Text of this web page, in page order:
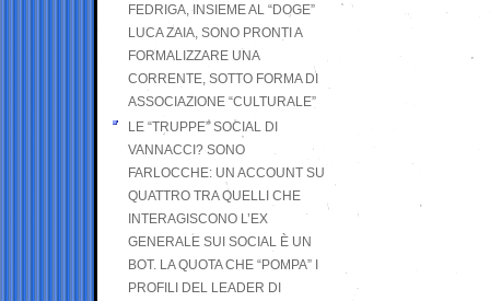
FEDRIGA, INSIEME AL “DOGE”
LUCA ZAIA, SONO PRONTI A
FORMALIZZARE UNA
CORRENTE, SOTTO FORMA DI
ASSOCIAZIONE “CULTURALE”
LE “TRUPPE” SOCIAL DI
VANNACCI? SONO
FARLOCCHE: UN ACCOUNT SU
QUATTRO TRA QUELLI CHE
INTERAGISCONO L’EX
GENERALE SUI SOCIAL È UN
BOT. LA QUOTA CHE “POMPA” I
PROFILI DEL LEADER DI